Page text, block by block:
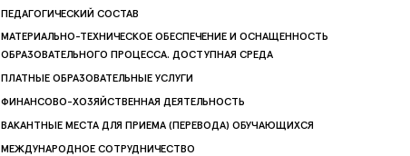
ПЕДАГОГИЧЕСКИЙ СОСТАВ
МАТЕРИАЛЬНО-ТЕХНИЧЕСКОЕ ОБЕСПЕЧЕНИЕ И ОСНАЩЕННОСТЬ
ОБРАЗОВАТЕЛЬНОГО ПРОЦЕССА. ДОСТУПНАЯ СРЕДА
ПЛАТНЫЕ ОБРАЗОВАТЕЛЬНЫЕ УСЛУГИ
ФИНАНСОВО-ХОЗЯЙСТВЕННАЯ ДЕЯТЕЛЬНОСТЬ
ВАКАНТНЫЕ МЕСТА ДЛЯ ПРИЕМА (ПЕРЕВОДА) ОБУЧАЮЩИХСЯ
МЕЖДУНАРОДНОЕ СОТРУДНИЧЕСТВО